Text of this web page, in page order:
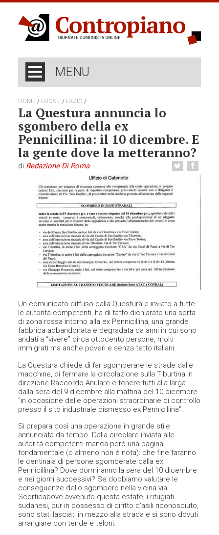
MENU
HOME / LOCALI / LAZIO /
La Questura annuncia lo
sgombero della ex
Pennicillina: il 10 dicembre. E
la gente dove la metteranno?
di Redazione Di Roma
Un comunicato diffuso dalla Questura e inviato a tutte
le autorità competenti, ha di fatto dichiarato una sorta
di zona rossa intorno alla ex Pennicillina, una grande
fabbrica abbandonata e degradata da anni in cui sono
andati a “vivere” circa ottocento persone, molti
immigrati ma anche poveri e senza tetto italiani.
La Questura chiede di far sgomberare le strade dalle
macchine, di fermare la circolazione sulla Tiburtina in
direzione Raccordo Anulare e tenere tutti alla larga
dalla sera del 9 dicembre alla mattina del 10 dicembre
“in occasione delle operazioni straordinarie di controllo
presso il sito industriale dismesso ex Pennicillina”.
Si prepara così una operazione in grande stile
annunciata da tempo. Dalla circolare inviata alle
autorità competenti manca però una pagina
fondamentale (o almeno non è nota): che fine faranno
le centinaia di persone sgomberate dalla ex
Pennicillina? Dove dormiranno la sera del 10 dicembre
e nei giorni successivi? Se dobbiamo valutare le
conseguenze dello sgombero nella vicina via
Scorticabove avvenuto questa estate, i rifugiati
sudanesi, pur in possesso di diritto d’asili riconosciuto,
sono stati lasciati in mezzo alla strada e si sono dovuti
arrangiare con tende e teloni.